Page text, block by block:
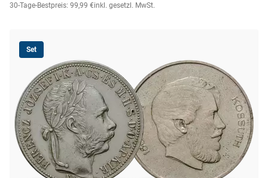
30-Tage-Bestpreis: 99,99 €inkl. gesetzl. MwSt.
Set